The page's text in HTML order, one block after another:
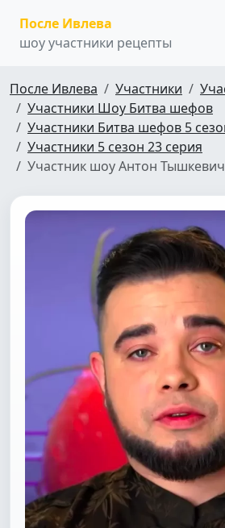
После Ивлева
шоу участники рецепты
После Ивлева Участники
Участники Шоу Битва шефов
Участники Битва шефов 5
Участники 5 сезон 23 серия
Участник шоу Антон Тышкевич